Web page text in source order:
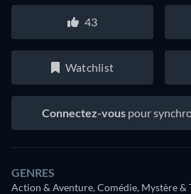
43
Watchlist
Connectez-vous pour
GENRES
Action & Aventure, Comédie, Mystère &